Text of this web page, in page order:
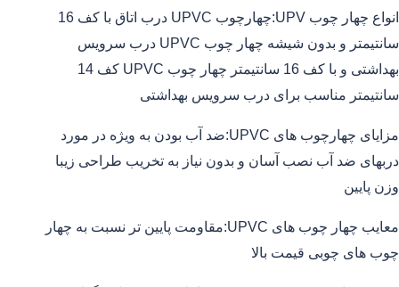
انواع چهار چوب UPV:چهارچوب UPVC درب اتاق با کف 16
سانتیمتر و بدون شیشه چهار چوب UPVC درب سرویس
بهداشتی و با کف 16 سانتیمتر چهار چوب UPVC کف 14
سانتیمتر مناسب برای درب سرویس بهداشتی
مزایای چهارچوب های UPVC:ضد آب بودن به ویژه در مورد
دربهای ضد آب نصب آسان و بدون نیاز به تخریب طراحی زیبا
وزن پایین
معایب چهار چوب های UPVC:مقاومت پایین تر نسبت به چهار
چوب های چوبی قیمت بالا